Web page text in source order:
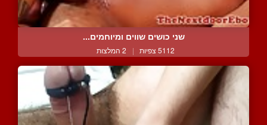
שני כושים שווים ומיוחמים...
5112 צפיות | 2 המלצות